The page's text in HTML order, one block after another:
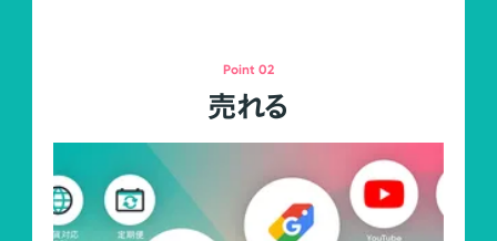
Point 02
売れる